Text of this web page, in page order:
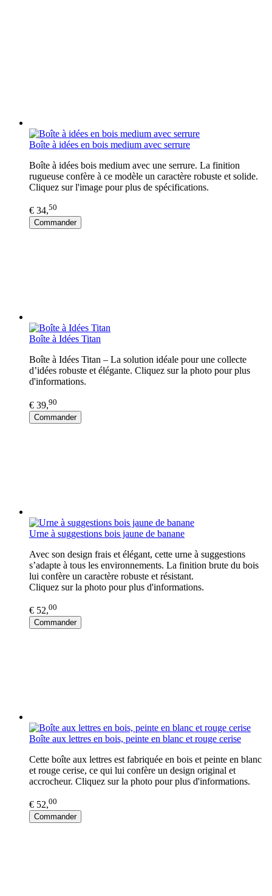
Boîte à idées en bois medium avec serrure
Boîte à idées bois medium avec une serrure. La finition
rugueuse confère à ce modèle un caractère robuste et solide.
Cliquez sur l'image pour plus de spécifications.
€ 34,50
Commander
Boîte à Idées Titan
Boîte à Idées Titan – La solution idéale pour une collecte
d’idées robuste et élégante. Cliquez sur la photo pour plus
d'informations.
€ 39,90
Commander
Urne à suggestions bois jaune de banane
Avec son design frais et élégant, cette urne à suggestions
s’adapte à tous les environnements. La finition brute du bois
lui confère un caractère robuste et résistant.
Cliquez sur la photo pour plus d'informations.
€ 52,00
Commander
Boîte aux lettres en bois, peinte en blanc et rouge cerise
Cette boîte aux lettres est fabriquée en bois et peinte en blanc
et rouge cerise, ce qui lui confère un design original et
accrocheur. Cliquez sur la photo pour plus d'informations.
€ 52,00
Commander